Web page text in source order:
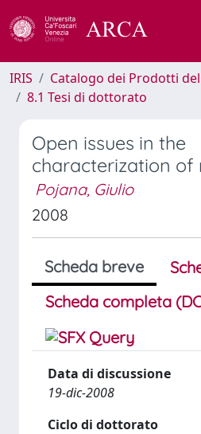
IRIS Catalogo dei Prodotti
8.1 Tesi di dottorato
Open issues in the
characterization of
Pojana, Giulio
2008
Scheda breve
Scheda completa
Data di discussione
19-dic-2008
Ciclo di dottorato